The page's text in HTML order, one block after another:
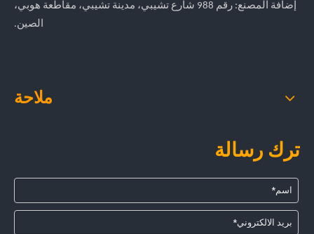
إضافة المصنع: رقم 988 شارع تشيبي، مدينة تشيبي، مقاطعة هوبي،
الصين.
ملاحة
ترك رسالة